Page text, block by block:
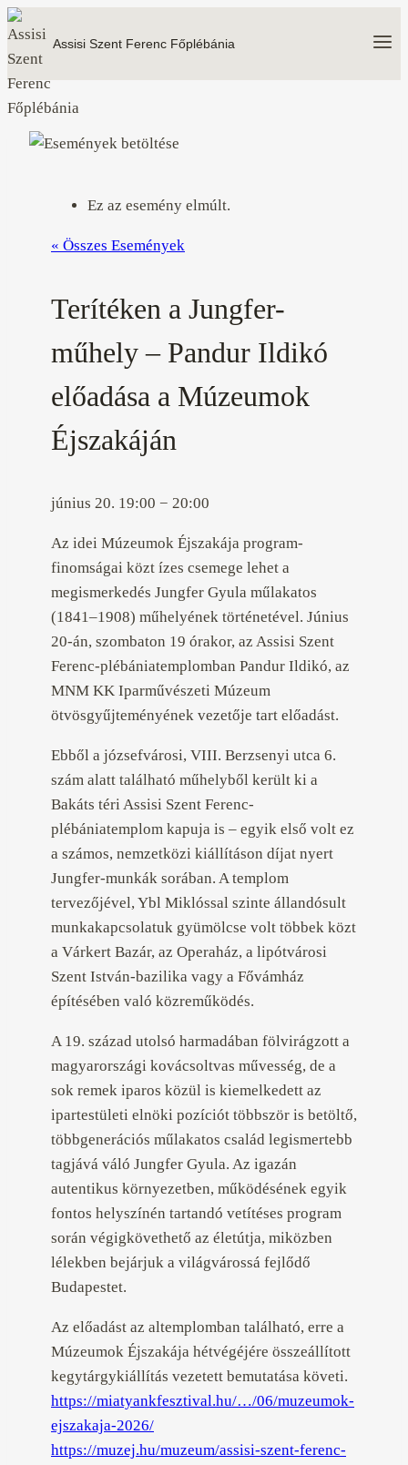
Skip
to
content
Assisi Szent Ferenc Főplébánia
Ez az esemény elmúlt.
« Összes Események
Terítéken a Jungfer-
műhely – Pandur Ildikó
előadása a Múzeumok
Éjszakáján
június 20. 19:00 − 20:00
Az idei Múzeumok Éjszakája program-
finomságai közt ízes csemege lehet a
megismerkedés Jungfer Gyula műlakatos
(1841–1908) műhelyének történetével. Június
20-án, szombaton 19 órakor, az Assisi Szent
Ferenc-plébániatemplomban Pandur Ildikó, az
MNM KK Iparművészeti Múzeum
ötvösgyűjteményének vezetője tart előadást.
Ebből a józsefvárosi, VIII. Berzsenyi utca 6.
szám alatt található műhelyből került ki a
Bakáts téri Assisi Szent Ferenc-
plébániatemplom kapuja is – egyik első volt ez
a számos, nemzetközi kiállításon díjat nyert
Jungfer-munkák sorában. A templom
tervezőjével, Ybl Miklóssal szinte állandósult
munkakapcsolatuk gyümölcse volt többek közt
a Várkert Bazár, az Operaház, a lipótvárosi
Szent István-bazilika vagy a Fővámház
építésében való közreműködés.
A 19. század utolsó harmadában fölvirágzott a
magyarországi kovácsoltvas művesség, de a
sok remek iparos közül is kiemelkedett az
ipartestületi elnöki pozíciót többször is betöltő,
többgenerációs műlakatos család legismertebb
tagjává váló Jungfer Gyula. Az igazán
autentikus környezetben, működésének egyik
fontos helyszínén tartandó vetítéses program
során végigkövethető az életútja, miközben
lélekben bejárjuk a világvárossá fejlődő
Budapestet.
Az előadást az altemplomban található, erre a
Múzeumok Éjszakája hétvégéjére összeállított
kegytárgykiállítás vezetett bemutatása követi.
https://miatyankfesztival.hu/…/06/muzeumok-
ejszakaja-2026/
https://muzej.hu/muzeum/assisi-szent-ferenc-